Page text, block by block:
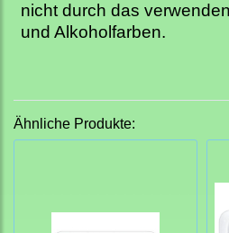
nicht durch das
und Alkoholfarben.
Ähnliche Produkte: